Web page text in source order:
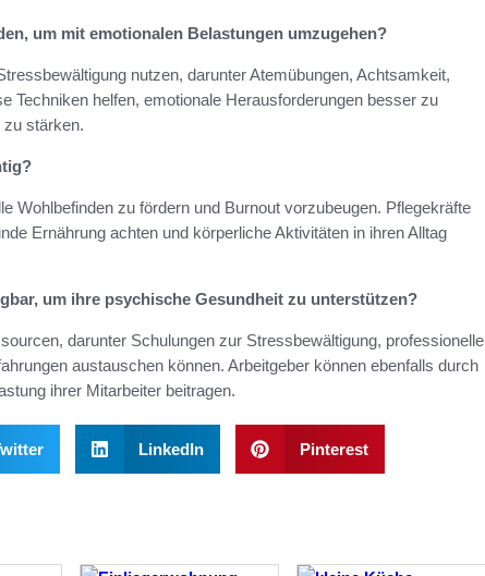
um mit emotionalen Belastungen umzugehen?
nutzen, darunter Atemübungen, Achtsamkeit,
Techniken helfen, emotionale Herausforderungen besser zu
zu stärken.
Wohlbefinden zu fördern und Burnout vorzubeugen. Pflegekräfte
Ernährung achten und körperliche Aktivitäten in ihren Alltag
um ihre psychische Gesundheit zu unterstützen?
darunter Schulungen zur Stressbewältigung, professionelle
austauschen können. Arbeitgeber können ebenfalls durch
ihrer Mitarbeiter beitragen.
LinkedIn Pinterest